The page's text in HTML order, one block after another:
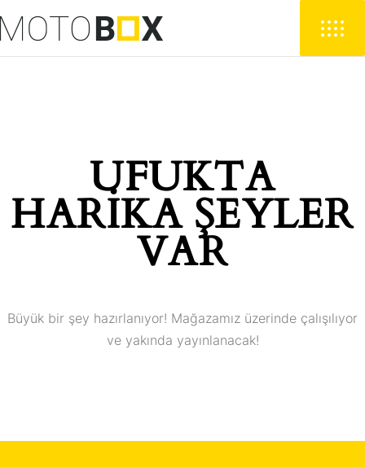
UFUKTA
HARIKA ŞEYLER
VAR
Büyük bir şey hazırlanıyor! Mağazamız üzerinde çalışılıyor
ve yakında yayınlanacak!